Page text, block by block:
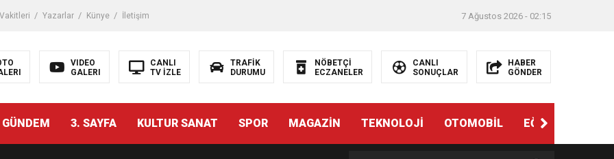
Yazarlar Künye İletişim 7 Ağustos 2026 - 02:15
VIDEO
GALERI
CANLI
TV İZLE
TRAFİK
DURUMU
NÖBETÇİ
ECZANELER
CANLI
SONUÇLAR
HABER
GÖNDER
3. SAYFA KULTUR SANAT SPOR MAGAZİN TEKNOLOJİ OTOMOBİL EĞİTİM
Tanıdığı İsim: Abdulrezak Kaldan Torbalı Yolunda